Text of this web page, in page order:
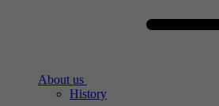
About us
History